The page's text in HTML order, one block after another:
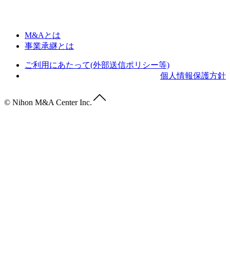
M&Aとは
事業承継とは
ご利用にあたって(外部送信ポリシー等)
個人情報保護方針
© Nihon M&A Center Inc.